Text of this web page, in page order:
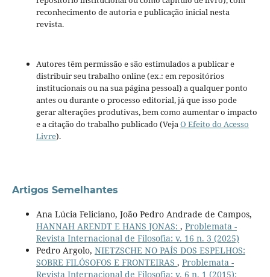
reconhecimento de autoria e publicação inicial nesta
revista.
Autores têm permissão e são estimulados a publicar e
distribuir seu trabalho online (ex.: em repositórios
institucionais ou na sua página pessoal) a qualquer ponto
antes ou durante o processo editorial, já que isso pode
gerar alterações produtivas, bem como aumentar o impacto
e a citação do trabalho publicado (VejaO Efeito do Acesso
Livre).
Artigos Semelhantes
Ana Lúcia Feliciano, João Pedro Andrade de Campos,
HANNAH ARENDT E HANS JONAS: , Problemata -
Revista Internacional de Filosofia: v. 16 n. 3 (2025)
Pedro Argolo, NIETZSCHE NO PAÍS DOS ESPELHOS:
SOBRE FILÓSOFOS E FRONTEIRAS , Problemata -
Revista Internacional de Filosofia: v. 6 n. 1 (2015):